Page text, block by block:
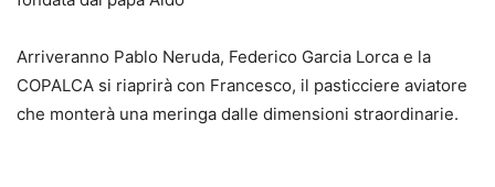
Arriveranno Pablo Neruda, Federico Garcia Lorca e la
COPALCA si riaprirà con Francesco, il pasticciere aviatore
che monterà una meringa dalle dimensioni straordinarie.